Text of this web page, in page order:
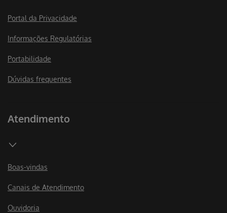
Portal da Privacidade
Informações Regulatórias
Portabilidade
Dúvidas frequentes
Atendimento
Boas-vindas
Canais de Atendimento
Ouvidoria